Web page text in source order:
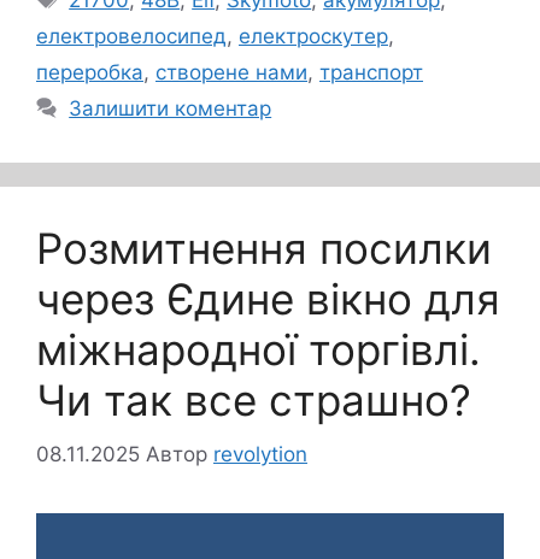
електровелосипед, електроскутер,
переробка, створене нами, транспорт
Залишити коментар
Розмитнення посилки
через Єдине вікно для
міжнародної торгівлі.
Чи так все страшно?
08.11.2025 Автор revolytion